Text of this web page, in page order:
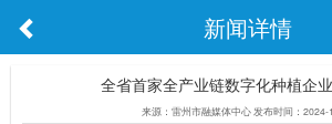
新闻详情
全省首家全产业链数字化种植企
来源：雷州市融媒体中心 发布时间：2024-